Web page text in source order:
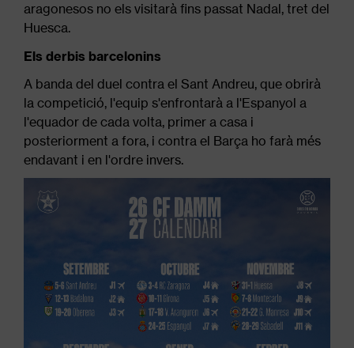
aragonesos no els visitarà fins passat Nadal, tret del
Huesca.
Els derbis barcelonins
A banda del duel contra el Sant Andreu, que obrirà
la competició, l'equip s'enfrontarà a l'Espanyol a
l'equador de cada volta, primer a casa i
posteriorment a fora, i contra el Barça ho farà més
endavant i en l'ordre invers.